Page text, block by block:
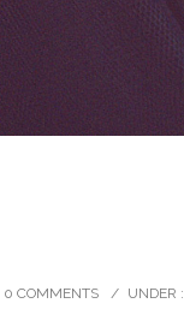
0 COMMENTS / UNDER :